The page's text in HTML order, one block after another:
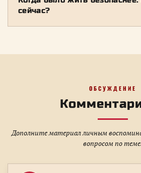
сейчас?
ОБСУЖДЕНИЕ
Дополните материал личным
вопросом по